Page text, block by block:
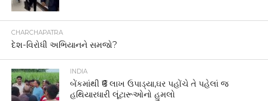
CHARCHAPATRA
દેશ-વિરોધી અભિયાનને સમજો?
INDIA
બેંકમાંથી ₹6 લાખ ઉપાડ્યા,ઘર પહોંચે તે પહેલાં જ
હથિયારધારી લૂંટારૂઓનો હુમલો